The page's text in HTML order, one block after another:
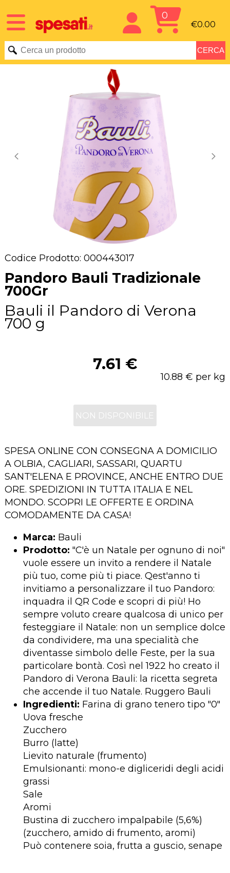
0
€0.00
Codice Prodotto: 000443017
Pandoro Bauli Tradizionale
700Gr
Bauli il Pandoro di Verona
700 g
7.61 €
10.88 € per kg
NON DISPONIBILE
SPESA ONLINE CON CONSEGNA A DOMICILIO
A OLBIA, CAGLIARI, SASSARI, QUARTU
SANT'ELENA E PROVINCE, ANCHE ENTRO DUE
ORE. SPEDIZIONI IN TUTTA ITALIA E NEL
MONDO. SCOPRI LE OFFERTE E ORDINA
COMODAMENTE DA CASA!
Marca: Bauli
Prodotto: "C'è un Natale per ognuno di noi"
vuole essere un invito a rendere il Natale
più tuo, come più ti piace. Qest'anno ti
invitiamo a personalizzare il tuo Pandoro:
inquadra il QR Code e scopri di più! Ho
sempre voluto creare qualcosa di unico per
festeggiare il Natale: non un semplice dolce
da condividere, ma una specialità che
diventasse simbolo delle Feste, per la sua
particolare bontà. Così nel 1922 ho creato il
Pandoro di Verona Bauli: la ricetta segreta
che accende il tuo Natale. Ruggero Bauli
Ingredienti: Farina di grano tenero tipo "0"
Uova fresche
Zucchero
Burro (latte)
Lievito naturale (frumento)
Emulsionanti: mono-e digliceridi degli acidi
grassi
Sale
Aromi
Bustina di zucchero impalpabile (5,6%)
(zucchero, amido di frumento, aromi)
Può contenere soia, frutta a guscio, senape